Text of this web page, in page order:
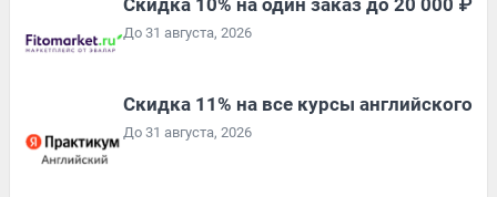
До 31 августа, 2026
Скидка 11% на все курсы английского
До 31 августа, 2026